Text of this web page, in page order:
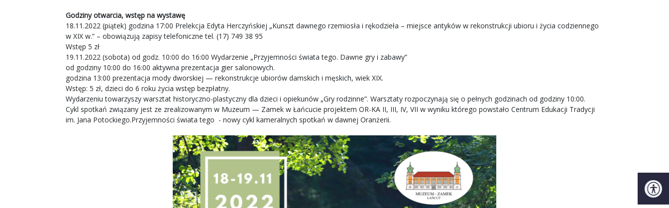
Godziny otwarcia, wstęp na wystawę
18.11.2022 (piątek) godzina 17:00 Prelekcja Edyta Herczyńskiej „Kunszt dawnego rzemiosła i rękodzieła – miejsce antyków w rekonstrukcji ubioru i życia codziennego
w XIX w.” – obowiązują zapisy telefoniczne tel. (17) 749 38 95
Wstęp 5 zł
19.11.2022 (sobota) od godz. 10:00 do 16:00 Wydarzenie „Przyjemności świata tego. Dawne gry i zabawy”
od godziny 10:00 do 16:00 aktywna prezentacja gier salonowych.
godzina 13:00 prezentacja mody dworskiej — rekonstrukcje ubiorów damskich i męskich, wiek XIX.
Wstęp: 5 zł, dzieci do 6 roku życia wstęp bezpłatny.
Wydarzeniu towarzyszy warsztat historyczno-plastyczny dla dzieci i opiekunów „Gry rodzinne”. Warsztaty rozpoczynają się o pełnych godzinach od godziny 10:00.
Cykl spotkań związany jest ze zrealizowanym w Muzeum — Zamek w Łańcucie projektem OR-KA II, III, IV, VII w wyniku którego powstało Centrum Edukacji Tradycji
im. Jana Potockiego.Przyjemności świata tego - nowy cykl kameralnych spotkań w dawnej Oranżerii.